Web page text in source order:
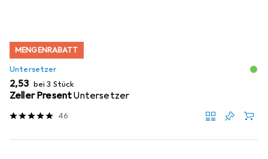
MENGENRABATT
Untersetzer
EUR
2,53 bei 3 Stück
Zeller PresentUntersetzer
46